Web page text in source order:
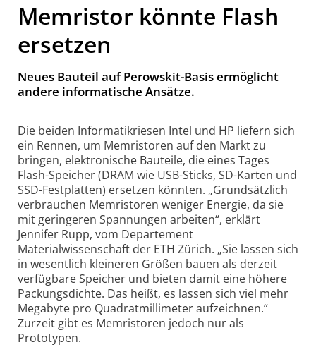
Memristor könnte Flash
ersetzen
Neues Bauteil auf Perowskit-Basis ermöglicht
andere informatische Ansätze.
Die beiden Informatikriesen Intel und HP liefern sich
ein Rennen, um Memristoren auf den Markt zu
bringen, elektronische Bauteile, die eines Tages
Flash-Speicher (DRAM wie USB-Sticks, SD-Karten und
SSD-Festplatten) ersetzen könnten. „Grundsätzlich
verbrauchen Memristoren weniger Energie, da sie
mit geringeren Spannungen arbeiten“, erklärt
Jennifer Rupp, vom Departement
Materialwissenschaft der ETH Zürich. „Sie lassen sich
in wesentlich kleineren Größen bauen als derzeit
verfügbare Speicher und bieten damit eine höhere
Packungsdichte. Das heißt, es lassen sich viel mehr
Megabyte pro Quadratmillimeter aufzeichnen.“
Zurzeit gibt es Memristoren jedoch nur als
Prototypen.